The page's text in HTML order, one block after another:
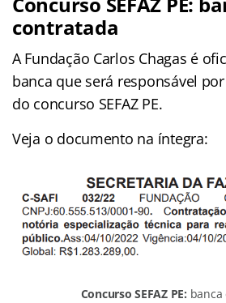
contratada
A Fundação Carlos Chagas é
banca que será responsável
do concurso SEFAZ PE.
Veja o documento na íntegra:
Concurso SEFAZ PE: